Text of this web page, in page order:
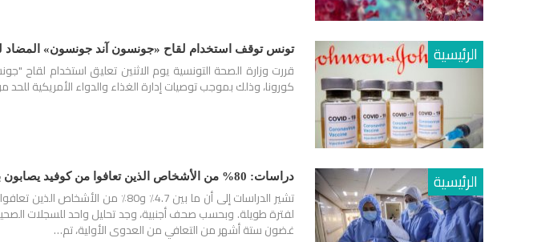
الرئيسية تونس توقف استخدام لقاح «جونسون آند جونسون» المضاد
قررت وزارة الصحة التونسية يوم الاثنين تعليق استخدام لقاح
كورونا، وذلك بموجب توصيات إدارة الغذاء والدواء الأمريكية للحد
الرئيسية دراسات: 80% من الأشخاص الذين تعافوا من كوفيد يصابون بفيروس كورونا لفترة طويلة
تشير الدراسات إلى أن ما بين 4.7٪ و80٪
غضون ستة أشهر من التعافي من العدوى الأولية، تم…